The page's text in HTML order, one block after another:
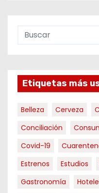
Etiquetas más
Belleza Cerveza
Conciliación
Covid-19
Estrenos
Estudios
Gastronomía